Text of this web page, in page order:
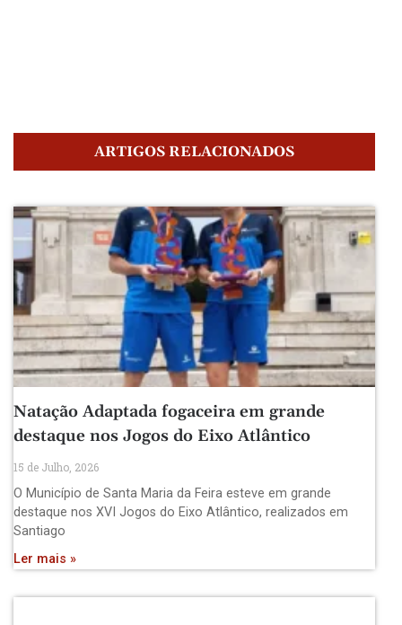
ARTIGOS RELACIONADOS
Natação Adaptada fogaceira em grande
destaque nos Jogos do Eixo Atlântico
15 de Julho, 2026
O Município de Santa Maria da Feira esteve em grande
destaque nos XVI Jogos do Eixo Atlântico, realizados em
Santiago
Ler mais »